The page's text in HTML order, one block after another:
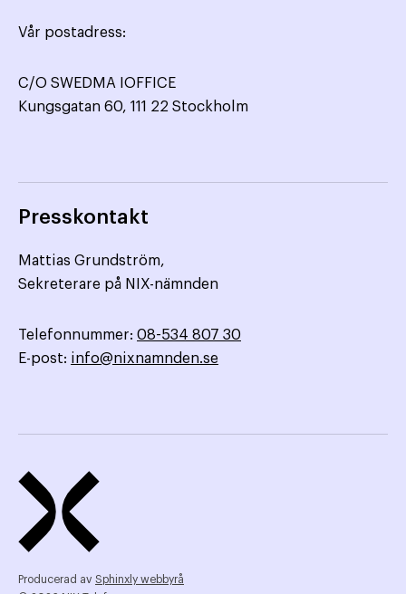
Vår postadress:
C/O SWEDMA IOFFICE
Kungsgatan 60, 111 22 Stockholm
Presskontakt
Mattias Grundström,
Sekreterare på NIX-nämnden
Telefonnummer: 08-534 807 30
E-post: info@nixnamnden.se
Producerad av Sphinxly webbyrå